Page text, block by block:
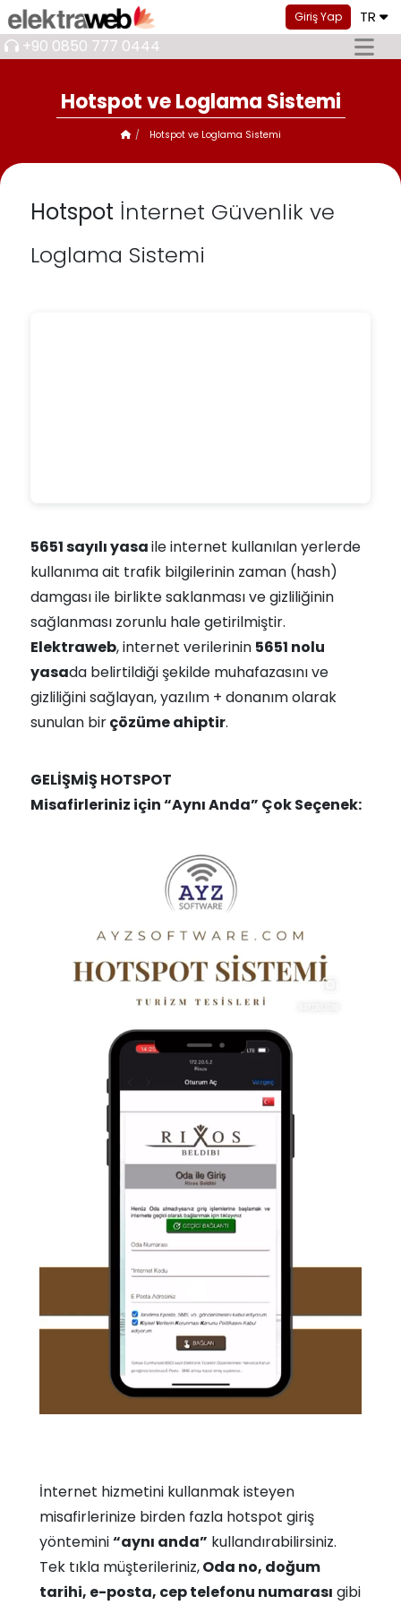
Giriş Yap TR
+90 0850 777 0444
Hotspot ve Loglama Sistemi
Hotspot ve Loglama Sistemi
Hotspot İnternet Güvenlik ve
Loglama Sistemi
5651 sayılı yasaile internet kullanılan yerlerde
kullanıma ait trafik bilgilerinin zaman (hash)
damgası ile birlikte saklanması ve gizliliğinin
sağlanması zorunlu hale getirilmiştir.
Elektraweb, internet verilerinin 5651 nolu
yasada belirtildiği şekilde muhafazasını ve
gizliliğini sağlayan, yazılım + donanım olarak
sunulan birçözüme ahiptir.
GELİŞMİŞ HOTSPOT
Misafirleriniz için “Aynı Anda” Çok Seçenek:
İnternet hizmetini kullanmak isteyen
misafirlerinize birden fazla hotspot giriş
yöntemini“aynı anda” kullandırabilirsiniz.
Tek tıkla müşterileriniz,Oda no, doğum
tarihi, e-posta, cep telefonu numarası gibi